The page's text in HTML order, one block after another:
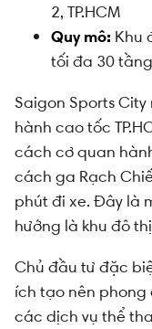
2, TP.HCM
Quy mô: Khu
tối đa 30
Saigon Sports
hành cao tốc
cách cơ quan
cách ga Rạch
phút đi xe. Đây là
hướng là khu đô
Chủ đầu tư đặc
ích tạo nên
các dịch vụ thể